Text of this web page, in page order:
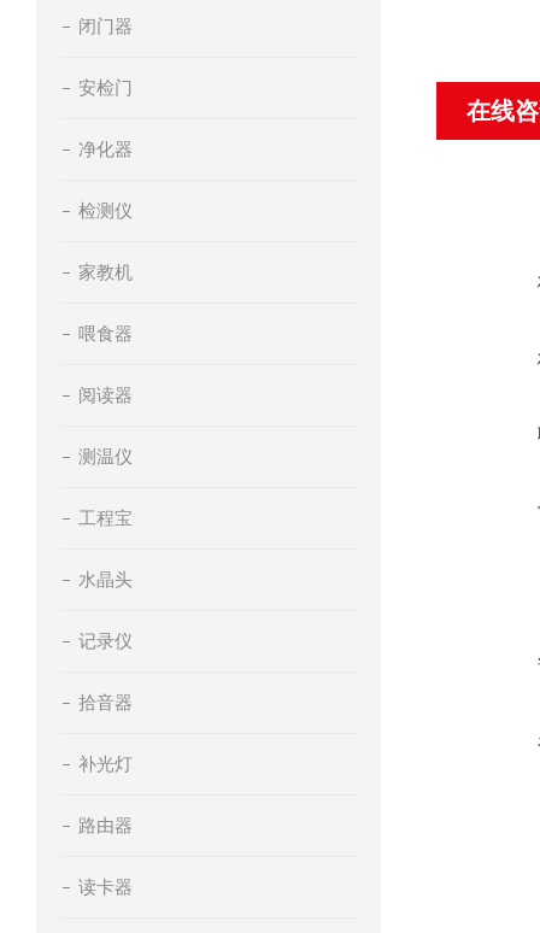
闭门器
安检门
净化器
检测仪
家教机
喂食器
阅读器
测温仪
工程宝
水晶头
记录仪
拾音器
补光灯
路由器
读卡器
在线